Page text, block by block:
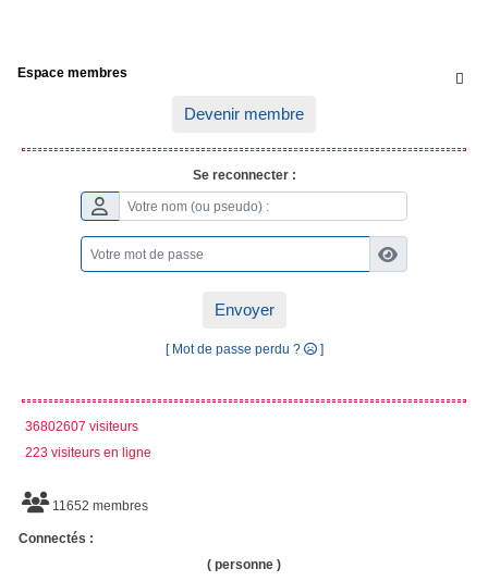

Espace membres
Devenir membre
Se reconnecter :
Envoyer
[ Mot de passe perdu ? ]
36802607 visiteurs
223 visiteurs en ligne
11652 membres
Connectés :
( personne )